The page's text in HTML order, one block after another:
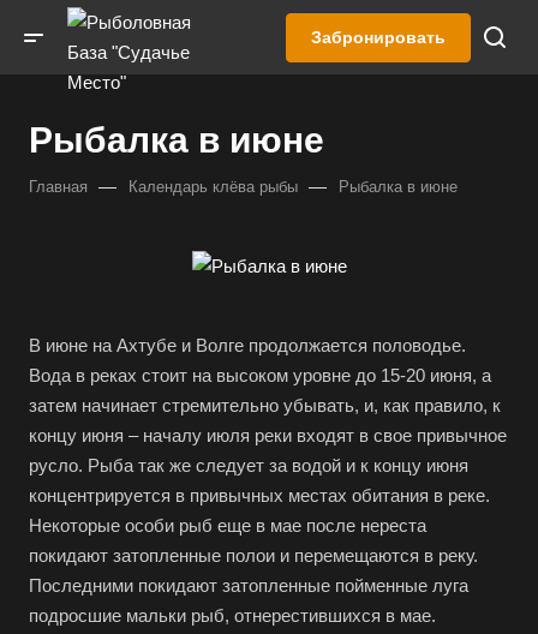
Забронировать
Рыбалка в июне
Главная — Календарь клёва рыбы — Рыбалка в июне
В июне на Ахтубе и Волге продолжается половодье.
Вода в реках стоит на высоком уровне до 15-20 июня, а
затем начинает стремительно убывать, и, как правило, к
концу июня – началу июля реки входят в свое привычное
русло. Рыба так же следует за водой и к концу июня
концентрируется в привычных местах обитания в реке.
Некоторые особи рыб еще в мае после нереста
покидают затопленные полои и перемещаются в реку.
Последними покидают затопленные пойменные луга
подросшие мальки рыб, отнерестившихся в мае.